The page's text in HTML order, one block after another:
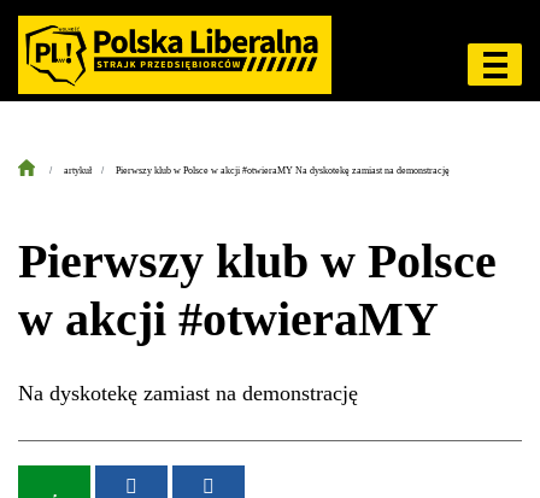
artykuł Pierwszy klub w Polsce w akcji #otwieraMY Na dyskotekę zamiast na demonstrację
Pierwszy klub w Polsce
w akcji #otwieraMY
Na dyskotekę zamiast na demonstrację